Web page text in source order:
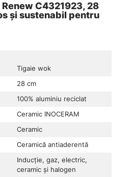
C4321923, 28
și sustenabil pentru
Tigaie wok
28 cm
100% aluminiu reciclat
Ceramic INOCERAM
Ceramic
Ceramică antiaderentă
Inducție, gaz, electric,
ceramic și halogen